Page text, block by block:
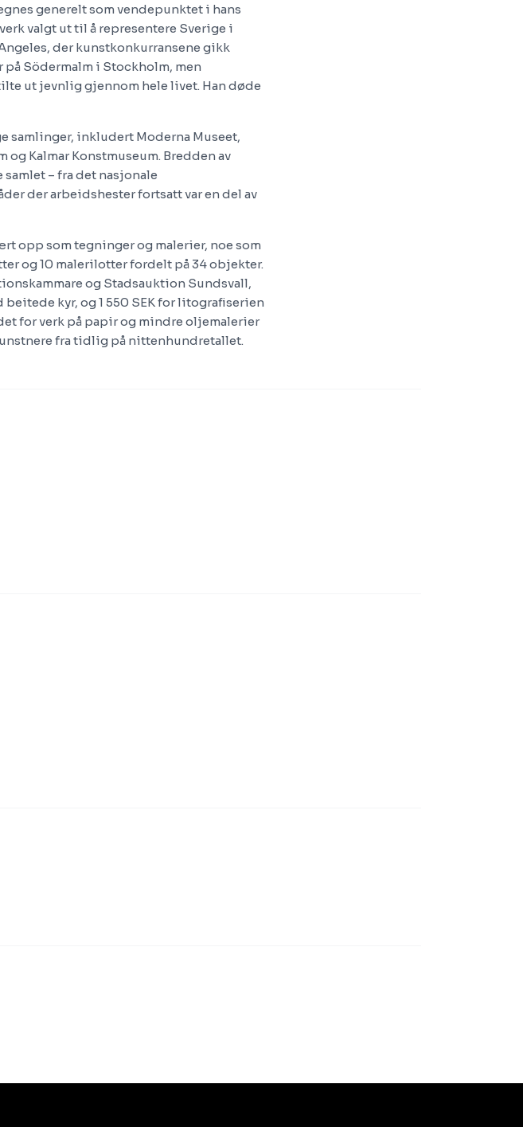
generelt som vendepunktet i hans
valgt ut til å representere Sverige i
der kunstkonkurransene gikk
Södermalm i Stockholm, men
ut jevnlig gjennom hele livet. Han døde
samlinger, inkludert Moderna Museet,
Kalmar Konstmuseum. Bredden av
– fra det nasjonale
der arbeidshester fortsatt var en del av
opp som tegninger og malerier, noe som
og 10 malerilotter fordelt på 34 objekter.
og Stadsauktion Sundsvall,
kyr, og 1 550 SEK for litografiserien
for verk på papir og mindre oljemalerier
fra tidlig på nittenhundretallet.